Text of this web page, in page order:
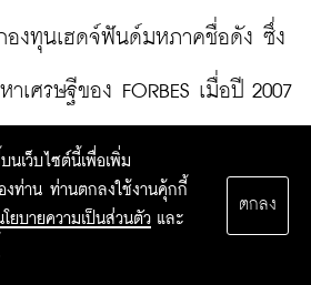
องทุนเฮดจ์ฟันด์มหภาคชื่อดัง ซึ่ง
เศรษฐีของ FORBES เมื่อปี 2007
กการล่มสลายทางเศรษฐกิจ ดู
งสวยงาม เขาเริ่มลงทุนในเงินคริป
ากบริษัท Fortress Investment
นเว็บไซต์นี้เพื่อเพิ่ม
งท่าน ท่านตกลงใช้งานคุ้กกี้
โยบายความเป็นส่วนตัว และ
ตกลง